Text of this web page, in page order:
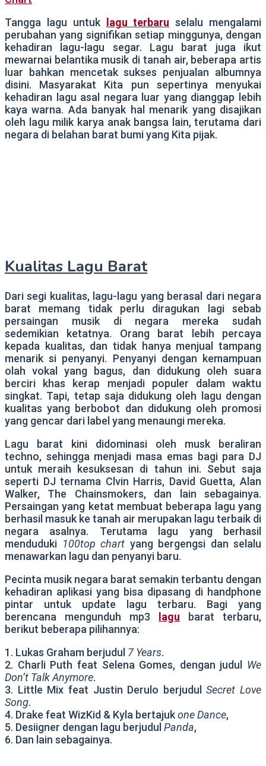
Tangga lagu untuk lagu terbaru selalu mengalami
perubahan yang signifikan setiap minggunya, dengan
kehadiran lagu-lagu segar. Lagu barat juga ikut
mewarnai belantika musik di tanah air, beberapa artis
luar bahkan mencetak sukses penjualan albumnya
disini. Masyarakat Kita pun sepertinya menyukai
kehadiran lagu asal negara luar yang dianggap lebih
kaya warna. Ada banyak hal menarik yang disajikan
oleh lagu milik karya anak bangsa lain, terutama dari
negara di belahan barat bumi yang Kita pijak.
Kualitas Lagu Barat
Dari segi kualitas, lagu-lagu yang berasal dari negara
barat memang tidak perlu diragukan lagi sebab
persaingan musik di negara mereka sudah
sedemikian ketatnya. Orang barat lebih percaya
kepada kualitas, dan tidak hanya menjual tampang
menarik si penyanyi. Penyanyi dengan kemampuan
olah vokal yang bagus, dan didukung oleh suara
berciri khas kerap menjadi populer dalam waktu
singkat. Tapi, tetap saja didukung oleh lagu dengan
kualitas yang berbobot dan didukung oleh promosi
yang gencar dari label yang menaungi mereka.
Lagu barat kini didominasi oleh musk beraliran
techno, sehingga menjadi masa emas bagi para DJ
untuk meraih kesuksesan di tahun ini. Sebut saja
seperti DJ ternama Clvin Harris, David Guetta, Alan
Walker, The Chainsmokers, dan lain sebagainya.
Persaingan yang ketat membuat beberapa lagu yang
berhasil masuk ke tanah air merupakan lagu terbaik di
negara asalnya. Terutama lagu yang berhasil
menduduki 100top chart yang bergengsi dan selalu
menawarkan lagu dan penyanyi baru.
Pecinta musik negara barat semakin terbantu dengan
kehadiran aplikasi yang bisa dipasang di handphone
pintar untuk update lagu terbaru. Bagi yang
berencana mengunduh mp3
lagu barat terbaru,
berikut beberapa pilihannya:
1. Lukas Graham berjudul 7 Years.
2. Charli Puth feat Selena Gomes, dengan judul We
Don’t Talk Anymore.
3. Little Mix feat Justin Derulo berjudulSecret Love
Song.
4. Drake feat WizKid & Kyla bertajukone Dance,
5. Desiigner dengan lagu berjudul Panda,
6. Dan lain sebagainya.